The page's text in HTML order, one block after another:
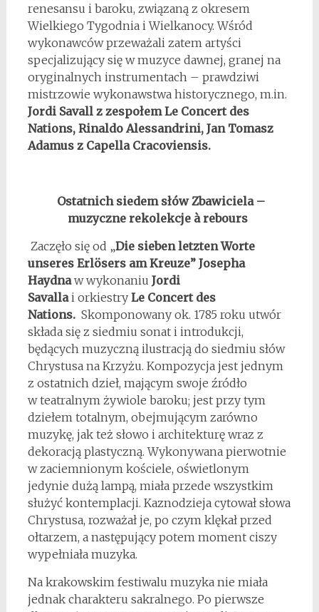
renesansu i baroku, związaną z okresem
Wielkiego Tygodnia i Wielkanocy. Wśród
wykonawców przeważali zatem artyści
specjalizujący się w muzyce dawnej, granej na
oryginalnych instrumentach – prawdziwi
mistrzowie wykonawstwa historycznego, m.in.
Jordi Savall z zespołem Le Concert des
Nations, Rinaldo Alessandrini, Jan Tomasz
Adamus z Capella Cracoviensis.
Ostatnich siedem słów Zbawiciela –
muzyczne rekolekcje à rebours
Zaczęło się od „Die sieben letzten Worte
unseres Erlösers am Kreuze” Josepha
Haydnaw wykonaniu Jordi
Savallai orkiestry Le Concert des
Nations. Skomponowany ok. 1785 roku utwór
składa się z siedmiu sonat i introdukcji,
będących muzyczną ilustracją do siedmiu słów
Chrystusa na Krzyżu. Kompozycja jest jednym
z ostatnich dzieł, mającym swoje źródło
w teatralnym żywiole baroku; jest przy tym
dziełem totalnym, obejmującym zarówno
muzykę, jak też słowo i architekturę wraz z
dekoracją plastyczną. Wykonywana pierwotnie
w zaciemnionym kościele, oświetlonym
jedynie dużą lampą, miała przede wszystkim
służyć kontemplacji. Kaznodzieja cytował słowa
Chrystusa, rozważał je, po czym klękał przed
ołtarzem, a następujący potem moment ciszy
wypełniała muzyka.
Na krakowskim festiwalu muzyka nie miała
jednak charakteru sakralnego. Po pierwsze